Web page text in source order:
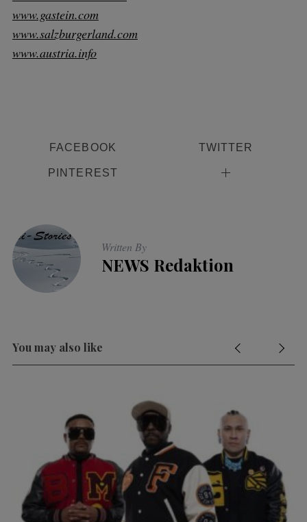
www.gastein.com
www.salzburgerland.com
www.austria.info
FACEBOOK TWITTER
PINTEREST
Written By
NEWS Redaktion
You may also like